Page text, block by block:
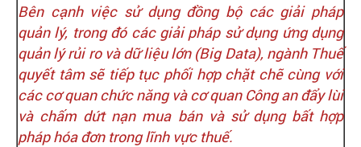
Bên cạnh việc sử dụng đồng bộ các giải pháp
quản lý, trong đó các giải pháp sử dụng ứng dụng
quản lý rủi ro và dữ liệu lớn (Big Data), ngành Thuế
quyết tâm sẽ tiếp tục phối hợp chặt chẽ cùng với
các cơ quan chức năng và cơ quan Công an đẩy lùi
và chấm dứt nạn mua bán và sử dụng bất hợp
pháp hóa đơn trong lĩnh vực thuế.